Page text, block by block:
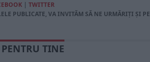
| TWITTER
PUBLICATE, VA INVITĂM SĂ NE URMĂRIȚI ȘI PE
TINE